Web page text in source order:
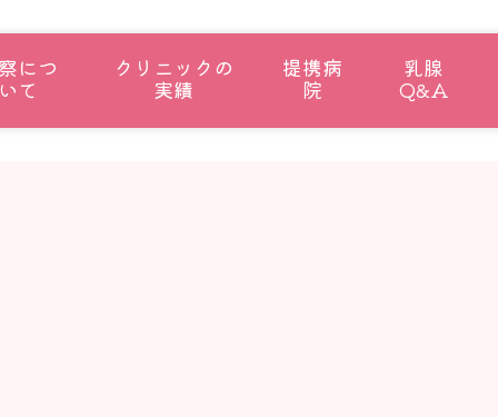
につ
いて
クリニックの
実績
提携病
院
乳腺
Q&A